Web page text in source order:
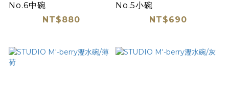
No.6中碗
NT$880
No.5小碗
NT$690